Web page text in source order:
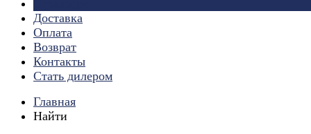
Доставка
Оплата
Возврат
Контакты
Стать дилером
Главная
Найти